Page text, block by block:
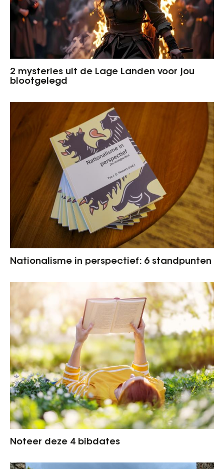
2 mysteries uit de Lage Landen voor jou
blootgelegd
Nationalisme in perspectief: 6 standpunten
Noteer deze 4 bibdates